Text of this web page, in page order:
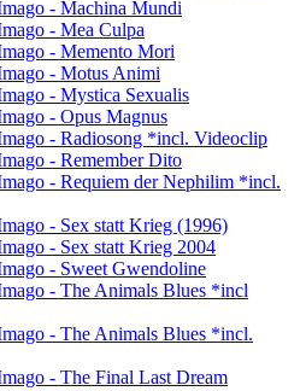
- Machina Mundi
- Mea Culpa
- Memento Mori
- Motus Animi
- Mystica Sexualis
- Opus Magnus
- Radiosong *incl. Videoclip
- Remember Dito
- Requiem der Nephilim *incl.
- Sex statt Krieg (1996)
- Sex statt Krieg 2004
- Sweet Gwendoline
- The Animals Blues *incl
- The Animals Blues *incl.
- The Final Last Dream